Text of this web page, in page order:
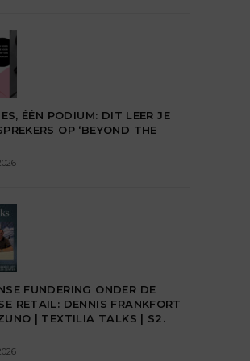
ÉÉN PODIUM: DIT LEER JE
OP ‘BEYOND THE
FUNDERING ONDER DE
RETAIL: DENNIS FRANKFORT
| TEXTILIA TALKS | S2.